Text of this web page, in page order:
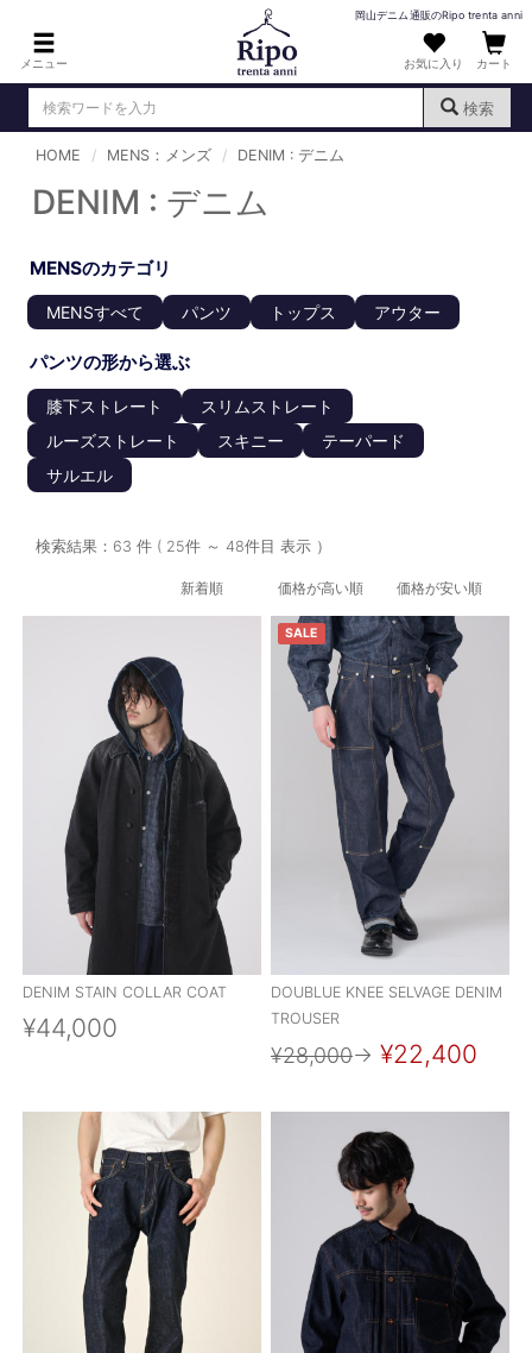
メニュー
岡山デニム通販のRipo trenta anni
お気に入り カート
検索
DENIM : デニム
PANTS : パンツ
TOPS : トップス
T-SHIRT : Tシャツ
KNIT : ニット
OUTERS : アウター
LADIES : レディース
PANTS/SKIRT : パンツ・スカート
TOPS : トップス
OUTERS : アウター
OUTLET : アウトレット
MENS : メンズ
LADIES : レディース
新規会員登録
お買い物カゴ
特定商取引法に基づく表記
ご利用規約
お問い合わせ
HOME MENS：メンズ DENIM : デニム
DENIM : デニム
MENSのカテゴリ
MENSすべて パンツ トップス アウター
パンツの形から選ぶ
膝下ストレート
スリムストレート
ルーズストレート
スキニー
テーパード
サルエル
検索結果：63 件 ( 25件 ～ 48件目 表示 ）
新着順 価格が高い順 価格が安い順
DENIM STAIN COLLAR COAT
¥44,000
SALE
DOUBLUE KNEE SELVAGE DENIM
TROUSER
¥28,000→ ¥22,400